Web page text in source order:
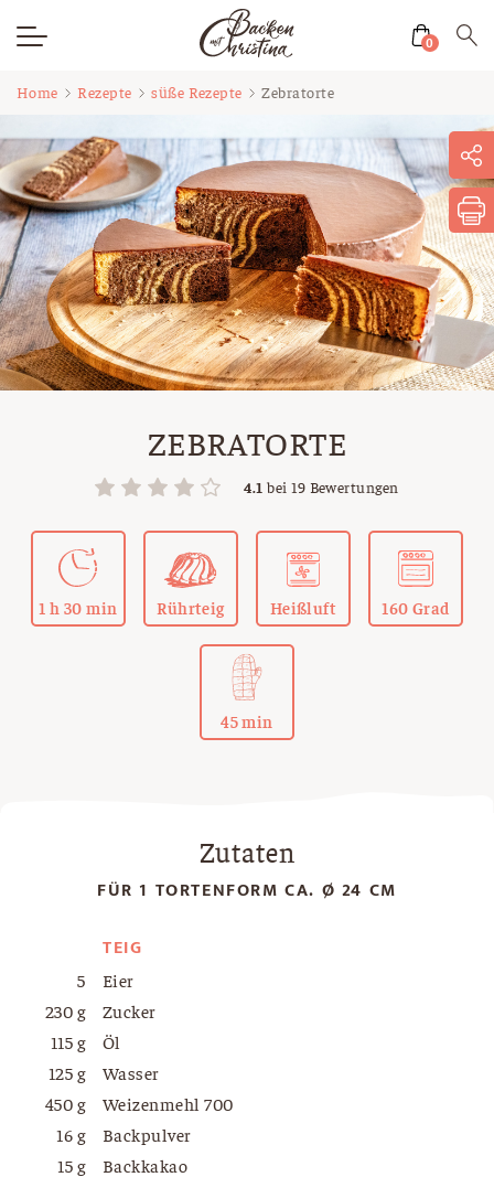
0
Home Rezepte süße Rezepte Zebratorte
ZEBRATORTE
4.1 bei19 Bewertungen
1 h 30 min Rührteig Heißluft 160 Grad
45 min
Zutaten
FÜR 1 TORTENFORM CA. Ø 24 CM
TEIG
5
Eier
230 g
Zucker
115 g
Öl
125 g
Wasser
450 g
Weizenmehl 700
16 g
Backpulver
15 g
Backkakao